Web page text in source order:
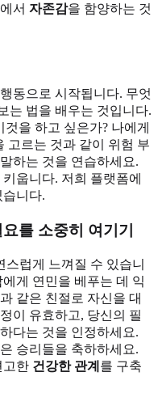
서 자존감을 함양하는 것
동으로 시작됩니다. 무엇
는 법을 배우는 것입니다.
을 하고 싶은가? 나에게
고르는 것과 같이 위험 부
하는 것을 연습하세요.
웁니다. 저희 플랫폼에
습니다.
를 소중히 여기기
럽게 느껴질 수 있습니
게 연민을 베푸는 데 익
같은 친절로 자신을 대
이 유효하고, 당신의 필
다는 것을 인정하세요.
승리들을 축하하세요.
고한 건강한 관계 를 구축